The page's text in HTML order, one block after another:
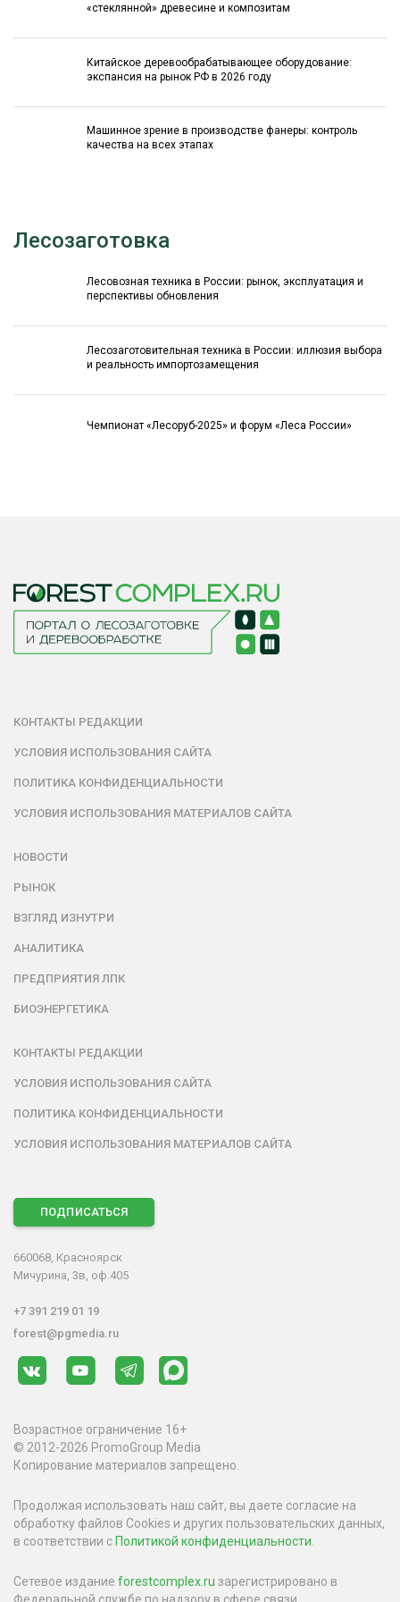
«стеклянной» древесине и композитам
Китайское деревообрабатывающее оборудование:
экспансия на рынок РФ в 2026 году
Машинное зрение в производстве фанеры: контроль
качества на всех этапах
Лесозаготовка
Лесовозная техника в России: рынок, эксплуатация и
перспективы обновления
Лесозаготовительная техника в России: иллюзия выбора
и реальность импортозамещения
Чемпионат «Лесоруб-2025» и форум «Леса России»
КОНТАКТЫ РЕДАКЦИИ
УСЛОВИЯ ИСПОЛЬЗОВАНИЯ САЙТА
ПОЛИТИКА КОНФИДЕНЦИАЛЬНОСТИ
УСЛОВИЯ ИСПОЛЬЗОВАНИЯ МАТЕРИАЛОВ САЙТА
НОВОСТИ
РЫНОК
ВЗГЛЯД ИЗНУТРИ
АНАЛИТИКА
ПРЕДПРИЯТИЯ ЛПК
БИОЭНЕРГЕТИКА
КОНТАКТЫ РЕДАКЦИИ
УСЛОВИЯ ИСПОЛЬЗОВАНИЯ САЙТА
ПОЛИТИКА КОНФИДЕНЦИАЛЬНОСТИ
УСЛОВИЯ ИСПОЛЬЗОВАНИЯ МАТЕРИАЛОВ САЙТА
ПОДПИСАТЬСЯ
660068, Красноярск
Мичурина, 3в, оф.405
+7 391 219 01 19
forest@pgmedia.ru
Возрастное ограничение 16+
© 2012-2026 PromoGroup Media
Копирование материалов запрещено.
Продолжая использовать наш сайт, вы даете согласие на
обработку файлов Cookies и других пользовательских данных,
в соответствии сПолитикой конфиденциальности
Сетевое издание forestcomplex.ru зарегистрировано в
Федеральной службе по надзору в сфере связи,